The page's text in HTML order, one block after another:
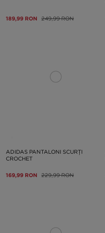
189,99 RON 249,99 RON
ADIDAS PANTALONI SCURȚI
CROCHET
169,99 RON 229,99 RON